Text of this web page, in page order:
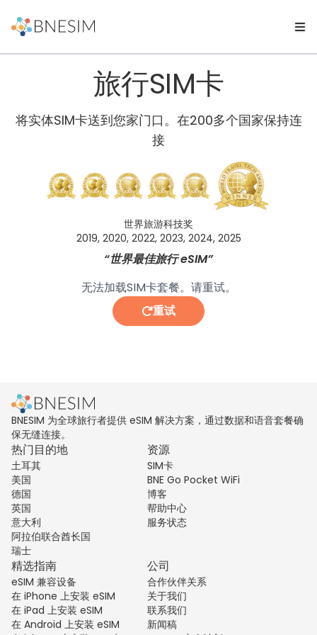
旅行SIM卡
将实体SIM卡送到您家门口。在200多个国家保持连
接
世界旅游科技奖
2019, 2020, 2022, 2023, 2024, 2025
“世界最佳旅行 eSIM”
无法加载SIM卡套餐。请重试。
重试
BNESIM 为全球旅行者提供 eSIM 解决方案，通过数据和语音套餐确
保无缝连接。
热门目的地
土耳其
美国
德国
英国
意大利
阿拉伯联合酋长国
瑞士
资源
SIM卡
BNE Go Pocket WiFi
博客
帮助中心
服务状态
精选指南
eSIM 兼容设备
在 iPhone 上安装 eSIM
在 iPad 上安装 eSIM
在 Android 上安装 eSIM
公司
合作伙伴关系
关于我们
联系我们
新闻稿